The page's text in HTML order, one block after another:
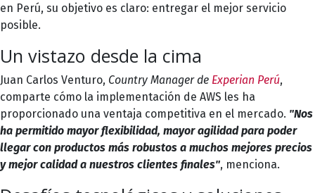
en Perú, su objetivo es claro: entregar el mejor servicio
posible.
Un vistazo desde la cima
Juan Carlos Venturo, Country Manager de Experian Perú,
comparte cómo la implementación de AWS les ha
proporcionado una ventaja competitiva en el mercado. "Nos
ha permitido mayor flexibilidad, mayor agilidad para poder
llegar con productos más robustos a muchos mejores precios
y mejor calidad a nuestros clientes finales", menciona.